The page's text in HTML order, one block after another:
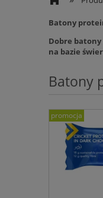
Batony
Dobre
na bazie
Batony
promocja